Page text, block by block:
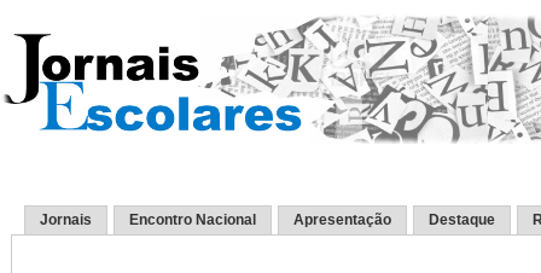
Jornais Encontro Nacional Apresentação Destaque